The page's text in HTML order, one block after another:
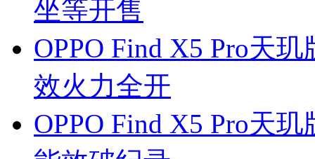
坐等开售
OPPO Find X5 Pro天
效火力全开
OPPO Find X5 Pro天